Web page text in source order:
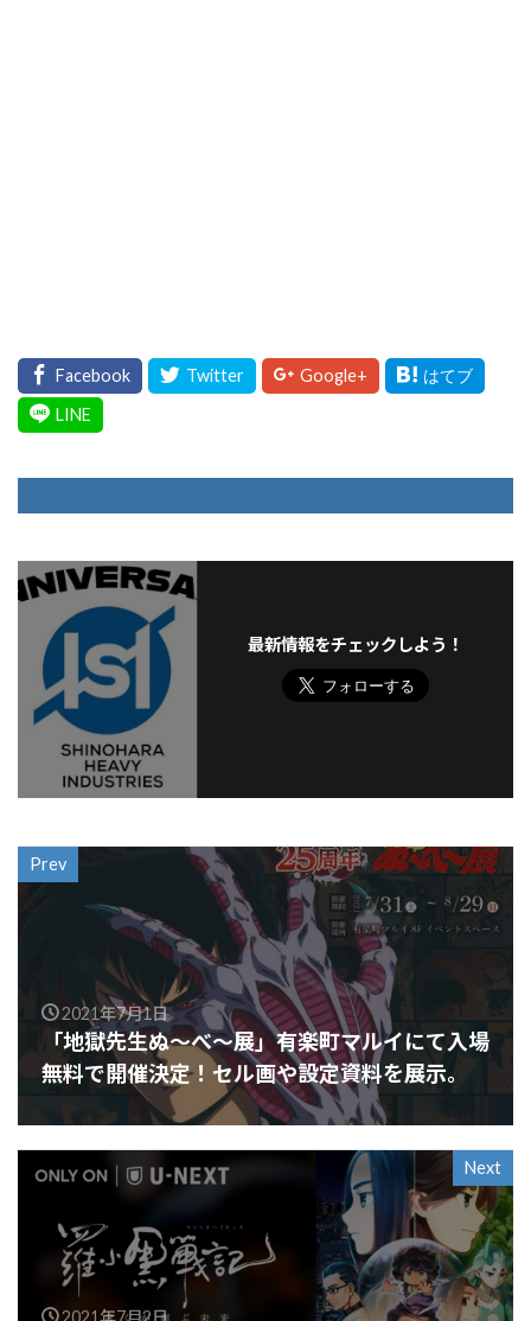
最新情報をチェックしよう！
Prev
2021年7月1日
「地獄先生ぬ～べ～展」有楽町マルイにて入場
無料で開催決定！セル画や設定資料を展示。
Next